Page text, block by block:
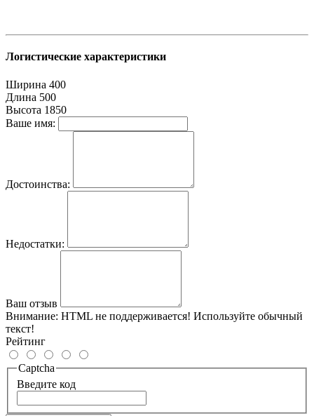
Логистические характеристики
Ширина 400
Длина 500
Высота 1850
Ваше имя:
Достоинства:
Недостатки:
Ваш отзыв
Внимание: HTML не поддерживается! Используйте обычный
текст!
Рейтинг
Captcha
Введите код